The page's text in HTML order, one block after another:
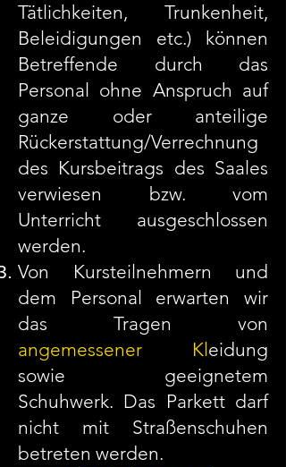
Tätlichkeiten, Trunkenheit,
Beleidigungen etc.) können
Betreffende durch das
Personal ohne Anspruch auf
ganze oder anteilige
Rückerstattung/Verrechnung
des Kursbeitrags des Saales
verwiesen bzw. vom
Unterricht ausgeschlossen
werden.
Von Kursteilnehmern und
dem Personal erwarten wir
das Tragen von
angemessener Kleidung
sowie geeignetem
Schuhwerk. Das Parkett darf
nicht mit Straßenschuhen
betreten werden.